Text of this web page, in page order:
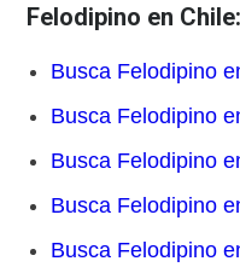
Felodipino en Chile:
Busca Felodipino
Busca Felodipino
Busca Felodipino
Busca Felodipino
Busca Felodipino